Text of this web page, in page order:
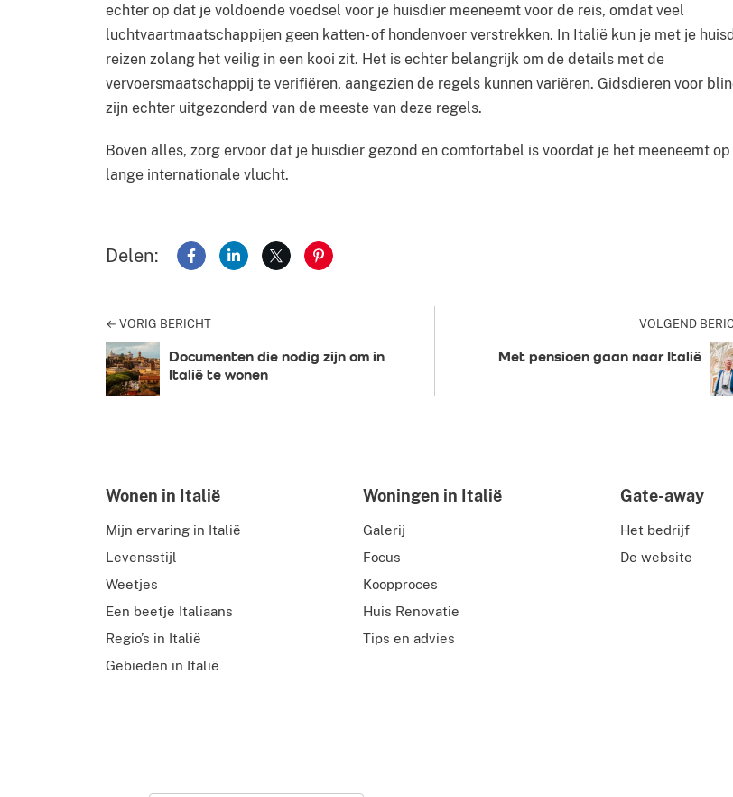
echter op dat je voldoende voedsel voor je huisdier meeneemt voor de reis, omdat veel
luchtvaartmaatschappijen geen katten- of hondenvoer verstrekken. In Italië kun je met je
reizen zolang het veilig in een kooi zit. Het is echter belangrijk om de details met de
vervoersmaatschappij te verifiëren, aangezien de regels kunnen variëren. Gidsdieren voor
zijn echter uitgezonderd van de meeste van deze regels.
Boven alles, zorg ervoor dat je huisdier gezond en comfortabel is voordat je het meeneemt op
lange internationale vlucht.
Delen: Delen op Facebook
Delen op LinkedIn
Delen op XDelen op Pinterest
← VORIG BERICHT
Documenten die nodig zijn om in
Italië te wonen
VOLGEND
Met pensioen gaan naar Italië
Wonen in Italië
Mijn ervaring in Italië
Levensstijl
Weetjes
Een beetje Italiaans
Regio’s in Italië
Gebieden in Italië
Woningen in Italië
Galerij
Focus
Koopproces
Huis Renovatie
Tips en advies
Gate-away
Het bedrijf
De website